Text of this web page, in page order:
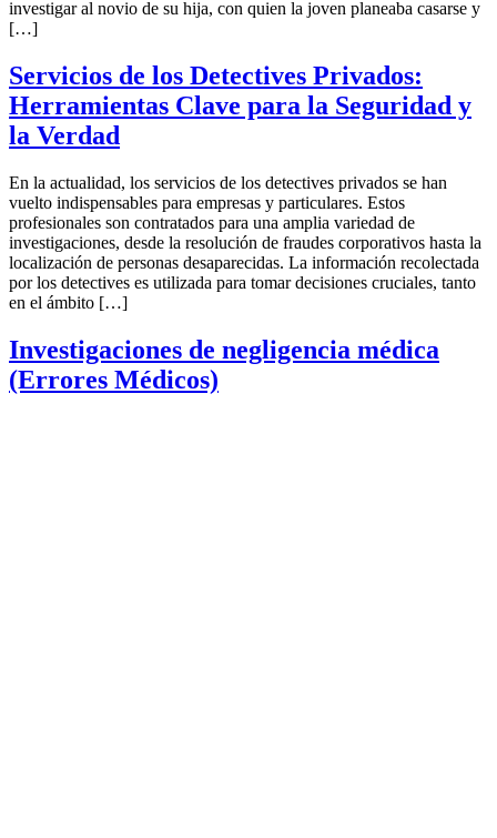
investigar al novio de su hija, con quien la joven planeaba casarse y
[…]
Servicios de los Detectives Privados:
Herramientas Clave para la Seguridad y
la Verdad
En la actualidad, los servicios de los detectives privados se han
vuelto indispensables para empresas y particulares. Estos
profesionales son contratados para una amplia variedad de
investigaciones, desde la resolución de fraudes corporativos hasta la
localización de personas desaparecidas. La información recolectada
por los detectives es utilizada para tomar decisiones cruciales, tanto
en el ámbito […]
Investigaciones de negligencia médica
(Errores Médicos)